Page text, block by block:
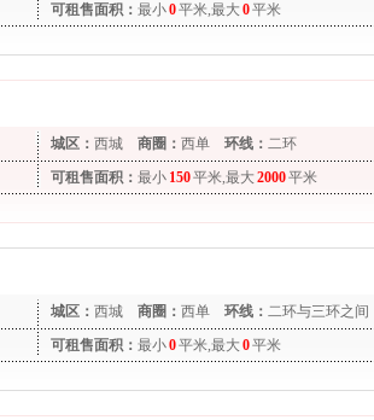
可租售面积： 最小0平米,最大0平米
城区： 西城 商圈： 西单 环线： 二环
可租售面积： 最小 150平米,最大2000平米
城区： 西城 商圈： 西单 环线： 二环与三环之间
可租售面积： 最小0平米,最大0平米